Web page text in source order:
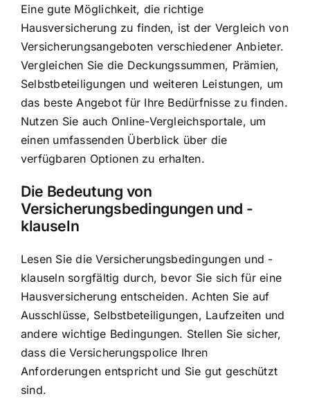
Eine gute Möglichkeit, die richtige
Hausversicherung zu finden, ist der Vergleich von
Versicherungsangeboten verschiedener Anbieter.
Vergleichen Sie die Deckungssummen, Prämien,
Selbstbeteiligungen und weiteren Leistungen, um
das beste Angebot für Ihre Bedürfnisse zu finden.
Nutzen Sie auch Online-Vergleichsportale, um
einen umfassenden Überblick über die
verfügbaren Optionen zu erhalten.
Die Bedeutung von
Versicherungsbedingungen und -
klauseln
Lesen Sie die Versicherungsbedingungen und -
klauseln sorgfältig durch, bevor Sie sich für eine
Hausversicherung entscheiden. Achten Sie auf
Ausschlüsse, Selbstbeteiligungen, Laufzeiten und
andere wichtige Bedingungen. Stellen Sie sicher,
dass die Versicherungspolice Ihren
Anforderungen entspricht und Sie gut geschützt
sind.